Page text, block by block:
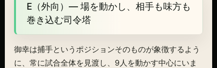
E（外向）— 場を動かし、相手も味方も
巻き込む司令塔
御幸は捕手というポジションそのものが象徴するよう
に、常に試合全体を見渡し、9人を動かす中心にいま